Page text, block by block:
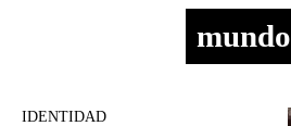
mundo
IDENTIDAD